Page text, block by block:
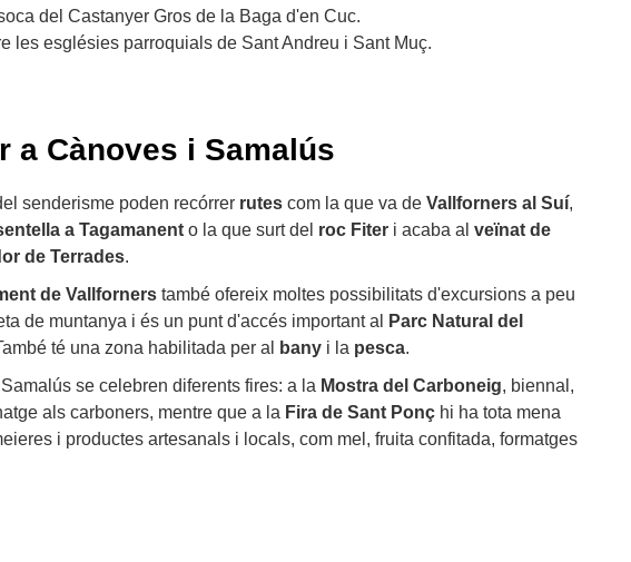
del Castanyer Gros de la Baga d'en Cuc.
les esglésies parroquials de Sant Andreu i Sant Muç.
a Cànoves i Samalús
senderisme poden recórrer rutes com la que va de Vallforners al Suí,
a Tagamanent o la que surt del roc Fiter i acaba al veïnat de
de Terrades.
de Vallforners també ofereix moltes possibilitats d'excursions a peu
de muntanya i és un punt d'accés important al
Parc Natural del
té una zona habilitada per al bany i la pesca.
se celebren diferents fires: a la Mostra del Carboneig, biennal,
als carboners, mentre que a la Fira de Sant Ponç hi ha tota mena
i productes artesanals i locals, com mel, fruita confitada, formatges